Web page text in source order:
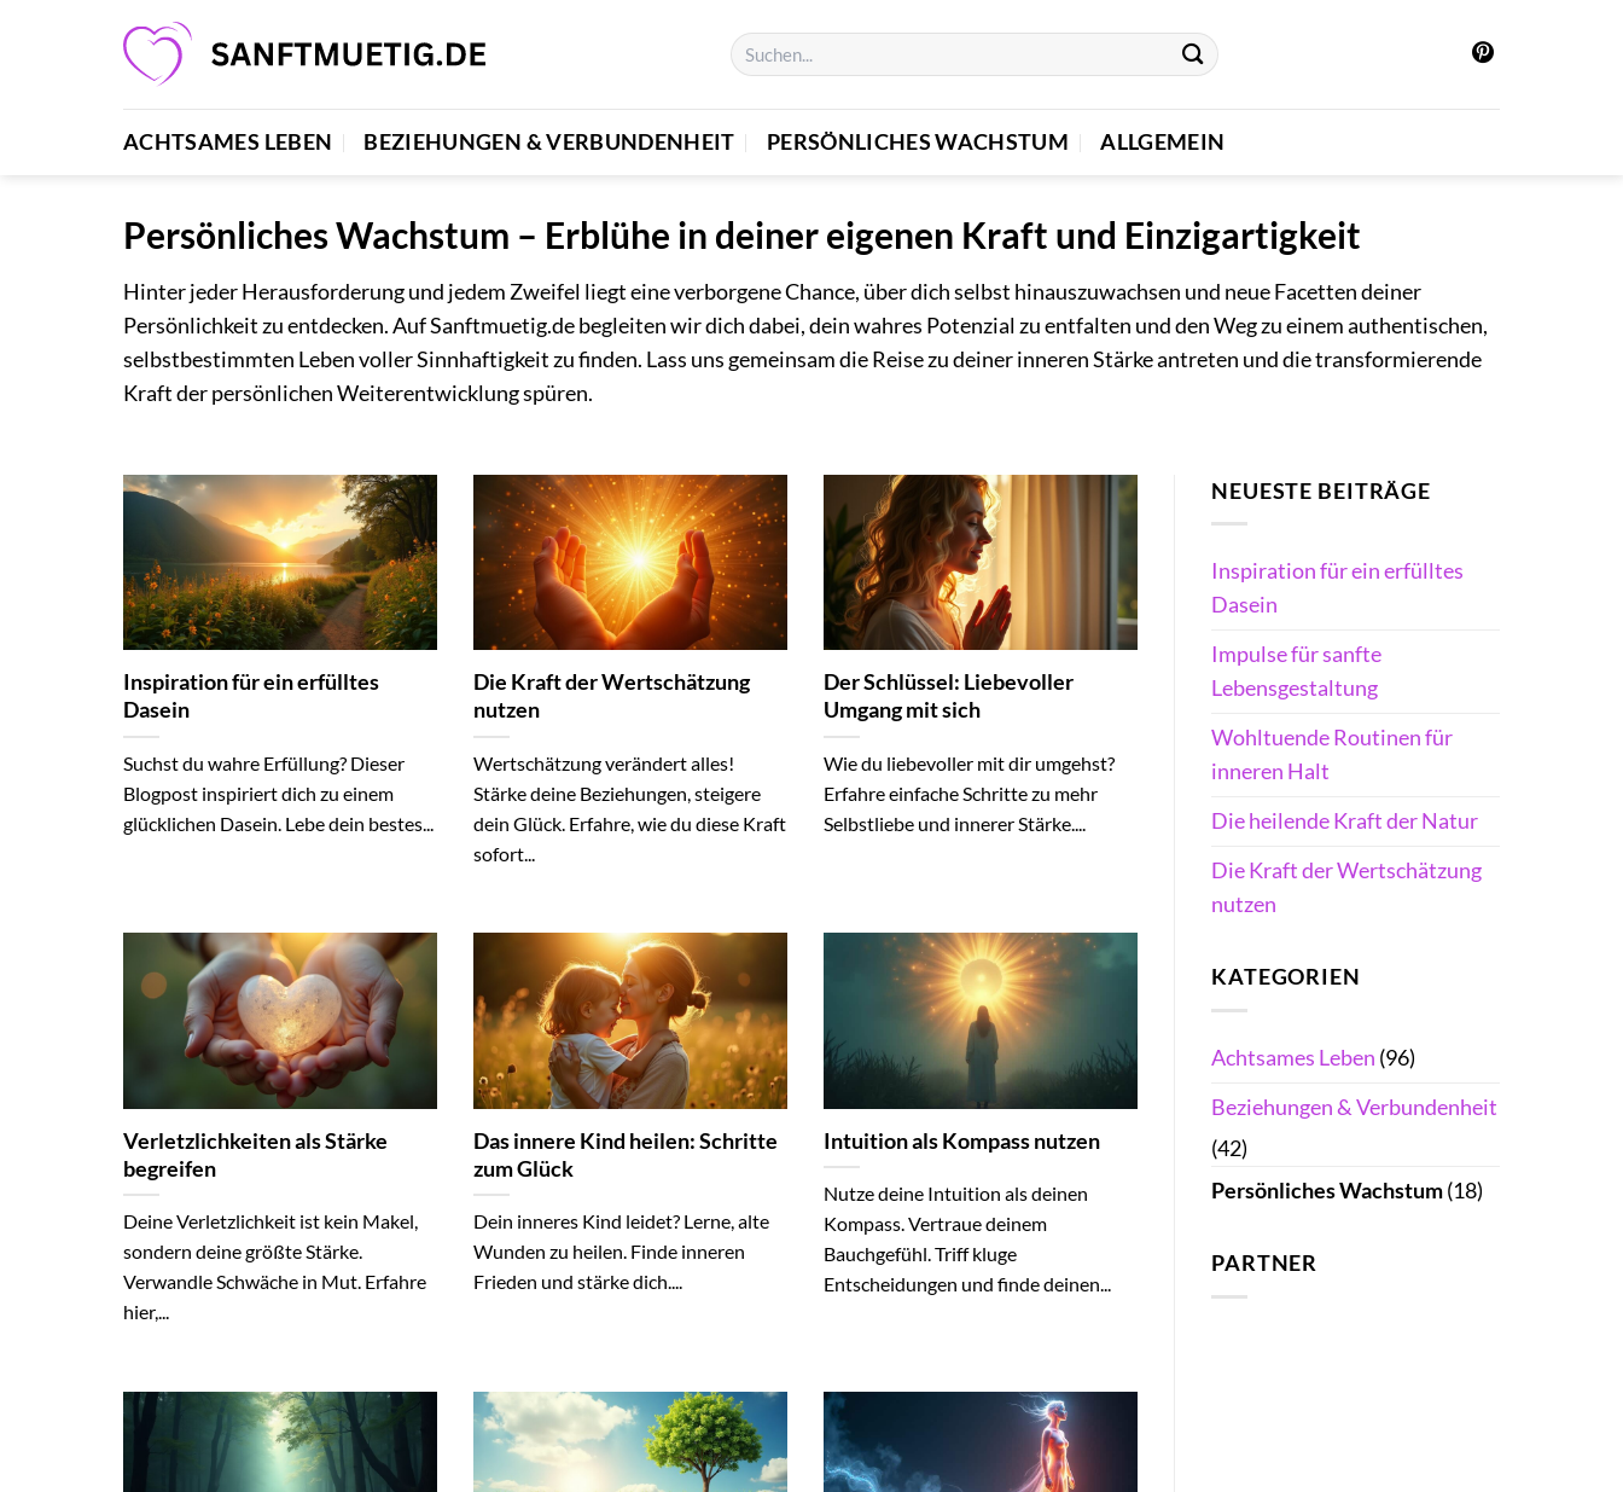
ACHTSAMES LEBEN BEZIEHUNGEN & VERBUNDENHEIT PERSÖNLICHES WACHSTUM ALLGEMEIN
Persönliches Wachstum – Erblühe in deiner eigenen Kraft und Einzigartigkeit
Hinter jeder Herausforderung und jedem Zweifel liegt eine verborgene Chance, über dich selbst hinauszuwachsen und neue Facetten deiner
Persönlichkeit zu entdecken. Auf Sanftmuetig.de begleiten wir dich dabei, dein wahres Potenzial zu entfalten und den Weg zu einem authentischen,
selbstbestimmten Leben voller Sinnhaftigkeit zu finden. Lass uns gemeinsam die Reise zu deiner inneren Stärke antreten und die transformierende
Kraft der persönlichen Weiterentwicklung spüren.
Inspiration für ein erfülltes
Dasein
Suchst du wahre Erfüllung? Dieser
Blogpost inspiriert dich zu einem
glücklichen Dasein. Lebe dein bestes...
Die Kraft der Wertschätzung
nutzen
Wertschätzung verändert alles!
Stärke deine Beziehungen, steigere
dein Glück. Erfahre, wie du diese Kraft
sofort...
Der Schlüssel: Liebevoller
Umgang mit sich
Wie du liebevoller mit dir umgehst?
Erfahre einfache Schritte zu mehr
Selbstliebe und innerer Stärke....
Verletzlichkeiten als Stärke
begreifen
Deine Verletzlichkeit ist kein Makel,
sondern deine größte Stärke.
Verwandle Schwäche in Mut. Erfahre
hier,...
Das innere Kind heilen: Schritte
zum Glück
Dein inneres Kind leidet? Lerne, alte
Wunden zu heilen. Finde inneren
Frieden und stärke dich....
Intuition als Kompass nutzen
Nutze deine Intuition als deinen
Kompass. Vertraue deinem
Bauchgefühl. Triff kluge
Entscheidungen und finde deinen...
NEUESTE BEITRÄGE
Inspiration für ein erfülltes
Dasein
Impulse für sanfte
Lebensgestaltung
Wohltuende Routinen für
inneren Halt
Die heilende Kraft der Natur
Die Kraft der Wertschätzung
nutzen
KATEGORIEN
Achtsames Leben (96)
Beziehungen & Verbundenheit
(42)
Persönliches Wachstum(18)
PARTNER